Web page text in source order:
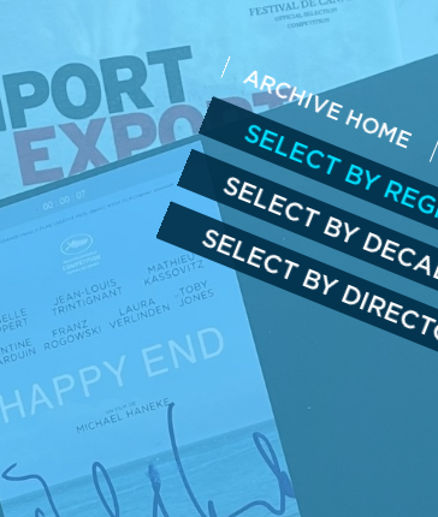
ARCHIVE HOME
SELECT BY
SELECT BY
SELECT BY